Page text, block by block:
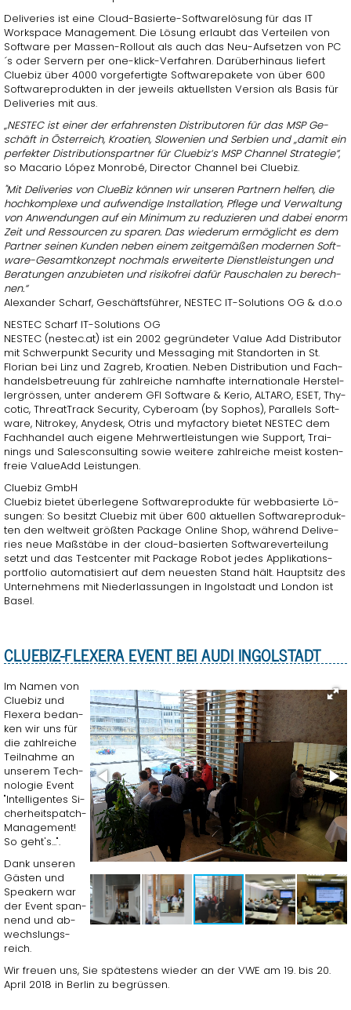
De­li­ve­ries ist eine Cloud-Ba­sier­te-Soft­ware­lö­sung für das IT
Workspace Ma­nage­ment. Die Lö­sung er­laubt das Ver­tei­len von
Soft­ware per Mas­sen-Roll­out als auch das Neu-Auf­set­zen von PC
´s oder Ser­vern per one-klick-Ver­fah­ren. Dar­über­hin­aus lie­fert
Clue­biz über 4000 vor­ge­fer­tig­te Soft­ware­pa­ke­te von über 600
Soft­ware­pro­duk­ten in der je­weils ak­tu­ells­ten Ver­si­on als Basis für
De­li­ve­ries mit aus.
„NESTEC ist einer der er­fah­rens­ten Dis­tri­bu­to­ren für das MSP Ge­
schäft in Ös­ter­reich, Kroa­ti­en, Slo­we­ni­en und Ser­bi­en und „damit ein
per­fek­ter Dis­tri­bu­ti­ons­part­ner für Clue­biz‘s MSP Chan­nel Stra­te­gie“,
so Ma­ca­rio López Mon­ro­bé, Di­rec­tor Chan­nel bei Clue­biz.
"Mit De­li­ve­ries von Clue­Biz kön­nen wir un­se­ren Part­nern hel­fen, die
hoch­kom­ple­xe und auf­wen­di­ge In­stal­la­ti­on, Pfle­ge und Ver­wal­tung
von An­wen­dun­gen auf ein Mi­ni­mum zu re­du­zie­ren und dabei enorm
Zeit und Res­sour­cen zu spa­ren. Das wie­der­um er­mög­licht es dem
Part­ner sei­nen Kun­den neben einem zeit­ge­mä­ßen mo­der­nen Soft­
ware-Ge­samt­kon­zept noch­mals er­wei­ter­te Dienst­leis­tun­gen und
Be­ra­tun­gen an­zu­bie­ten und ri­si­ko­frei dafür Pau­scha­len zu be­rech­
nen.“
Alex­an­der Scharf, Ge­schäfts­füh­rer, NESTEC IT-So­lu­ti­ons OG & d.o.o
NESTEC Scharf IT-So­lu­ti­ons OG
NESTEC (nestec.at) ist ein 2002 ge­grün­de­ter Value Add Dis­tri­bu­tor
mit Schwer­punkt Se­cu­ri­ty und Messa­ging mit Stand­or­ten in St.​
Florian bei Linz und Za­greb, Kroa­ti­en. Neben Dis­tri­bu­ti­on und Fach­
han­dels­be­treu­ung für zahl­rei­che nam­haf­te in­ter­na­tio­na­le Her­stel­
ler­grös­sen, unter an­de­rem GFI Soft­ware & Kerio, AL­TA­RO, ESET, Thy­
co­tic, Th­re­at­Track Se­cu­ri­ty, Cy­beroam (by So­phos), Par­al­lels Soft­
ware, Ni­tro­key, Any­desk, Otris und my­fac­to­ry bie­tet NESTEC dem
Fach­han­del auch ei­ge­ne Mehr­wert­leis­tun­gen wie Sup­port, Trai­
nings und Sa­les­con­sul­ting sowie wei­te­re zahl­rei­che meist kos­ten­
freie Va­lueAdd Leis­tun­gen.
Clue­biz GmbH
Clue­biz bie­tet über­le­ge­ne Soft­ware­pro­duk­te für web­ba­sier­te Lö­
sun­gen: So be­sitzt Clue­biz mit über 600 ak­tu­el­len Soft­ware­pro­duk­
ten den welt­weit grö­ß­ten Pa­cka­ge On­line Shop, wäh­rend De­li­ve­
ries neue Maß­stä­be in der cloud-ba­sier­ten Soft­ware­ver­tei­lung
setzt und das Test­cen­ter mit Pa­cka­ge Robot jedes Ap­pli­ka­ti­ons­
port­fo­lio au­to­ma­ti­siert auf dem neu­es­ten Stand hält. Haupt­sitz des
Un­ter­neh­mens mit Nie­der­las­sun­gen in In­gol­stadt und Lon­don ist
Basel.
CLUE­BIZ-FLE­X­E­RA EVENT BEI AUDI IN­GOL­STADT
Im Namen von
Clue­biz und
Fle­x­e­ra be­dan­
ken wir uns für
die zahl­rei­che
Teil­nah­me an
un­se­rem Tech­
no­lo­gie Event
"In­tel­li­gen­tes Si­
cher­heits­patch-
Ma­nage­ment!
So geht's...".
Dank un­se­ren
Gäs­ten und
Spea­kern war
der Event span­
nend und ab­
wechs­lungs­
reich.
Wir freu­en uns, Sie spä­tes­tens wie­der an der VWE am 19. bis 20.
April 2018 in Ber­lin zu be­grüs­sen.